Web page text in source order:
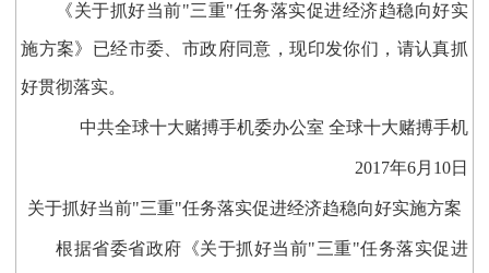
《关于抓好当前"三重"任务落实促进经济趋稳向好实
施方案》已经市委、市政府同意，现印发你们，请认真抓
好贯彻落实。
中共全球十大赌搏手机委办公室 全球十大赌搏手机
2017年6月10日
关于抓好当前"三重"任务落实促进经济趋稳向好实施方案
根据省委省政府《关于抓好当前"三重"任务落实促进